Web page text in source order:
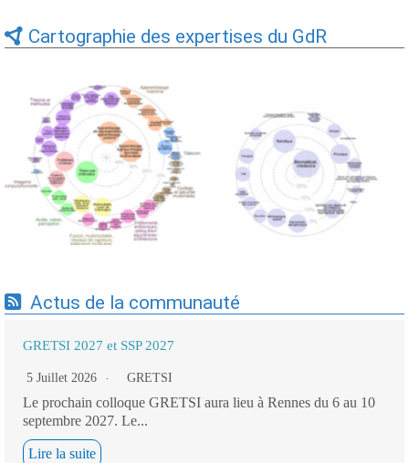
Cartographie des expertises du GdR
Expertises du GdR -
cartographie par Axes -
19/09/2025
Expertises du GdR -
cartographie par mots-clés
applicatifs - 19/09/2025
Actus de la communauté
GRETSI 2027 et SSP 2027
5 Juillet 2026 GRETSI
Le prochain colloque GRETSI aura lieu à Rennes du 6 au 10
septembre 2027. Le...
Lire la suite